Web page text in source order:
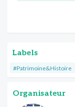
Labels
#Patrimoine&Histoire
Organisateur